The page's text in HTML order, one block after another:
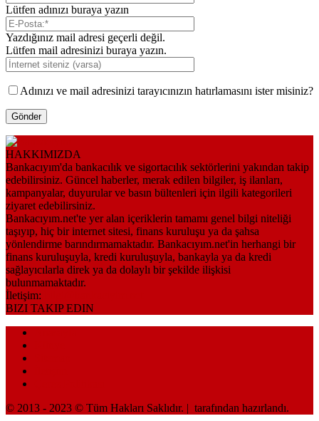
Lütfen adınızı buraya yazın
Yazdığınız mail adresi geçerli değil.
Lütfen mail adresinizi buraya yazın.
Adınızı ve mail adresinizi tarayıcınızın hatırlamasını ister misiniz?
HAKKIMIZDA
Bankacıyım'da bankacılık ve sigortacılık sektörlerini yakından takip
edebilirsiniz. Güncel haberler, merak edilen bilgiler, iş ilanları,
kampanyalar, duyurular ve basın bültenleri için ilgili kategorileri
ziyaret edebilirsiniz.
Bankacıyım.net'te yer alan içeriklerin tamamı genel bilgi niteliği
taşıyıp, hiç bir internet sitesi, finans kuruluşu ya da şahsa
yönlendirme barındırmamaktadır. Bankacıyım.net'in herhangi bir
finans kuruluşuyla, kredi kuruluşuyla, bankayla ya da kredi
sağlayıcılarla direk ya da dolaylı bir şekilde ilişkisi
bulunmamaktadır.
İletişim:
BIZI TAKIP EDIN
© 2013 - 2023 © Tüm Hakları Saklıdır. | tarafından hazırlandı.